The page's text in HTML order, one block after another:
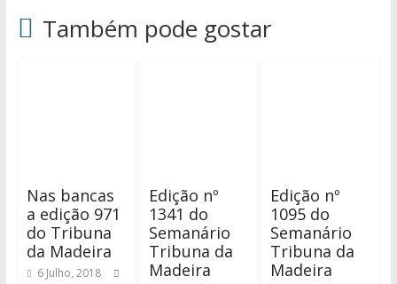
Também pode gostar
Nas bancas
a edição 971
do Tribuna
da Madeira
6 Julho, 2018
Edição nº
1341 do
Semanário
Tribuna da
Madeira
Edição nº
1095 do
Semanário
Tribuna da
Madeira